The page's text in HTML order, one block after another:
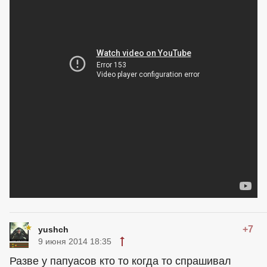
yushch +7
9 июня 2014 18:35
Разве у папуасов кто то когда то спрашивал